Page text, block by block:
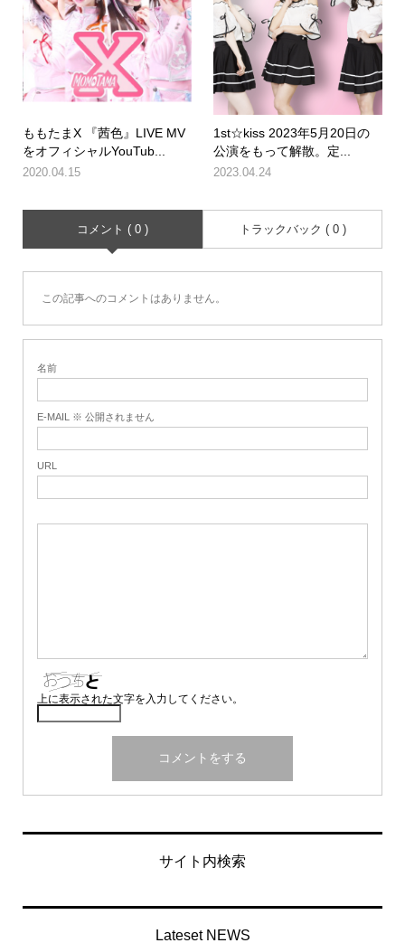
ももたまX 『茜色』LIVE MV
をオフィシャルYouTub...
2020.04.15
1st☆kiss 2023年5月20日の
公演をもって解散。定...
2023.04.24
コメント ( 0 ) トラックバック ( 0 )
この記事へのコメントはありません。
名前
E-MAIL ※ 公開されません
URL
上に表示された文字を入力してください。
サイト内検索
Lateset NEWS